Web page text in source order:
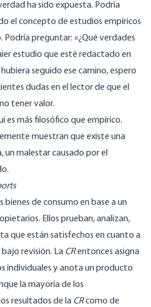
ha sido expuesta. Podría
el concepto de estudios empíricos
preguntar: «¿Qué verdades
estudio que esté redactado en
seguido ese camino, espero
dudas en el lector de que el
tener valor.
es más filosófico que empírico.
muestran que existe una
malestar causado por el
bienes de consumo en base a un
Ellos prueban, analizan,
que están satisfechos en cuanto a
revisión. La CRentonces asigna
individuales y anota un producto
la mayoría de los
resultados de la CRcomo de